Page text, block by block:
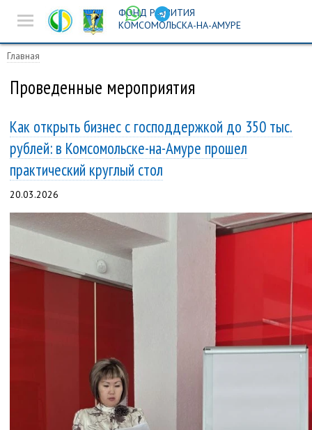
ФОНД РАЗВИТИЯ
КОМСОМОЛЬСКА-НА-АМУРЕ
Новости
Предпринимателям
деятельность
Инвест-площадка
Поиск
Главная
Проведенные мероприятия
Как открыть бизнес с господдержкой до 350 тыс.
рублей: в Комсомольске-на-Амуре прошел
практический круглый стол
20.03.2026